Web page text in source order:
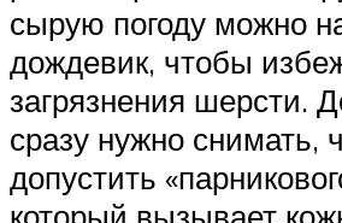
сырую погоду можно
дождевик, чтобы
загрязнения шерсти.
сразу нужно снимать,
допустить